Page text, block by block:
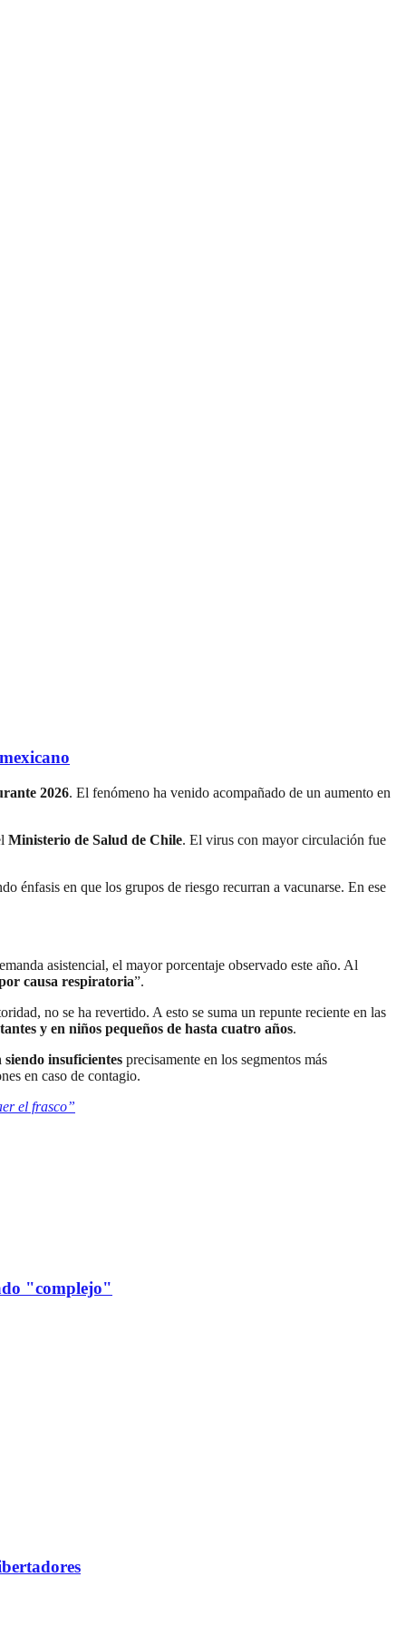
2026. El fenómeno ha venido acompañado de un aumento en
Ministerio de Salud de Chile. El virus con mayor circulación fue
énfasis en que los grupos de riesgo recurran a vacunarse. En ese
asistencial, el mayor porcentaje observado este año. Al
causa respiratoria”.
no se ha revertido. A esto se suma un repunte reciente en las
y en niños pequeños de hasta cuatro años.
insuficientes precisamente en los segmentos más
en caso de contagio.
el frasco”
"complejo"